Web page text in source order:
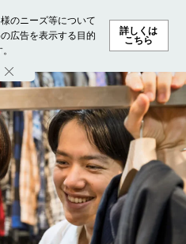
のニーズ等について
広告を表示する目的
詳しくは
こちら
ング ファッション ビューテ